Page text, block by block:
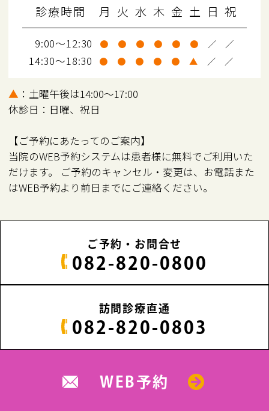
診療時間 月 火 水 木 金 土 日 祝
9:00～12:30 ● ● ● ● ● ● ／ ／
14:30～18:30 ● ● ● ● ● ▲ ／ ／
▲ ：土曜午後は14:00～17:00
休診日：日曜、祝日
【ご予約にあたってのご案内】
当院のWEB予約システムは患者様に無料でご利用いた
だけます。 ご予約のキャンセル・変更は、お電話また
はWEB予約より前日までにご連絡ください。
ご予約・お問合せ
082-820-0800
訪問診療直通
082-820-0803
WEB予約